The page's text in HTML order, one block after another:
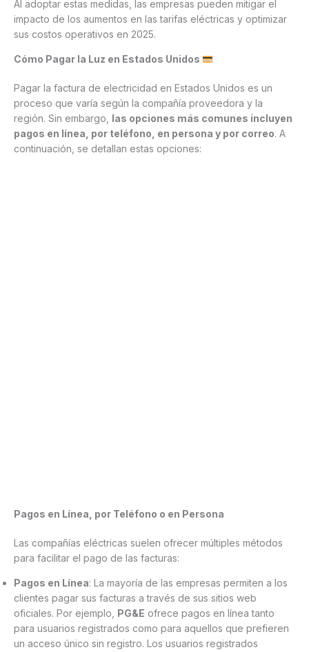
Al adoptar estas medidas, las empresas pueden mitigar el
impacto de los aumentos en las tarifas eléctricas y optimizar
sus costos operativos en 2025.
Cómo Pagar la Luz en Estados Unidos
Pagar la factura de electricidad en Estados Unidos es un
proceso que varía según la compañía proveedora y la
región. Sin embargo, las opciones más comunes incluyen
pagos en línea, por teléfono, en persona y por correo. A
continuación, se detallan estas opciones:
Pagos en Línea, por Teléfono o en Persona
Las compañías eléctricas suelen ofrecer múltiples métodos
para facilitar el pago de las facturas:
Pagos en Línea: La mayoría de las empresas permiten a los
clientes pagar sus facturas a través de sus sitios web
oficiales. Por ejemplo, PG&E ofrece pagos en línea tanto
para usuarios registrados como para aquellos que prefieren
un acceso único sin registro. Los usuarios registrados